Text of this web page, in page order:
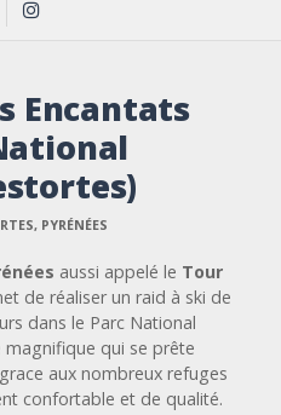
Encantats
PYRÉNÉES
aussi appelé le Tour
de réaliser un raid à ski de
dans le Parc National
magnifique qui se prête
aux nombreux refuges
confortable et de qualité.